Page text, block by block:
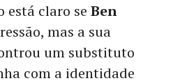
está claro se Ben
mas a sua
um substituto
com a identidade